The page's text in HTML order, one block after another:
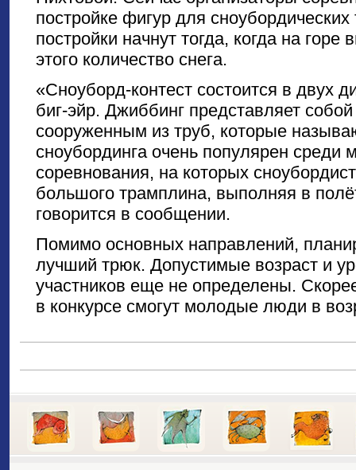
постройке фигур для
постройки начнут тогда, когда на
этого количество снега.
«Сноуборд-контест состоится в двух
биг-эйр. Джиббинг представляет
сооруженным из труб, которые
сноубординга очень популярен
соревнования, на которых
большого трамплина, выполняя в
говорится в сообщении.
Помимо основных направлений,
лучший трюк. Допустимые возраст и
участников еще не определены.
в конкурсе смогут молодые люди в